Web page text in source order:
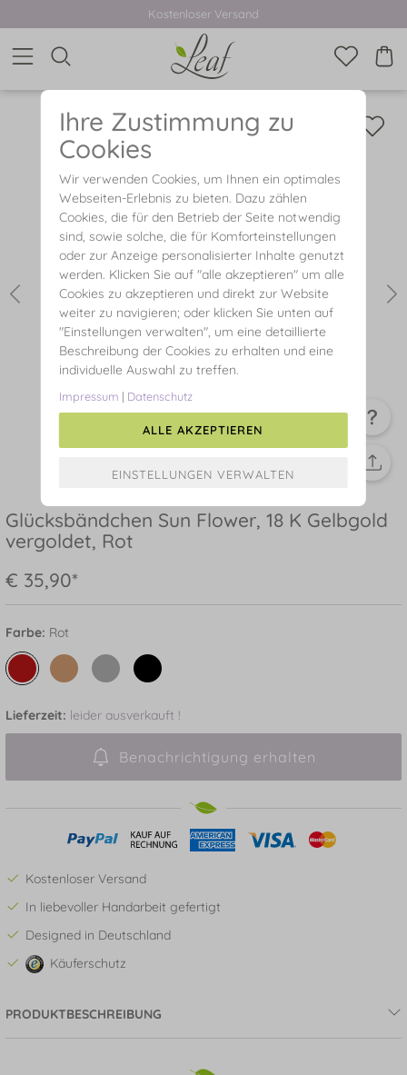
Kostenloser Versand
Glücksbändchen Sun Flower, 18 K Gelbgold
vergoldet, Rot
€ 35,90*
Farbe: Rot
Lieferzeit: leider ausverkauft !
Benachrichtigung erhalten
Kostenloser Versand
In liebevoller Handarbeit gefertigt
Designed in Deutschland
Käuferschutz
PRODUKTBESCHREIBUNG
Ihre Zustimmung zu
Cookies
Wir verwenden Cookies, um Ihnen ein optimales
Webseiten-Erlebnis zu bieten. Dazu zählen
Cookies, die für den Betrieb der Seite notwendig
sind, sowie solche, die für Komforteinstellungen
oder zur Anzeige personalisierter Inhalte genutzt
werden. Klicken Sie auf "alle akzeptieren" um alle
Cookies zu akzeptieren und direkt zur Website
weiter zu navigieren; oder klicken Sie unten auf
"Einstellungen verwalten", um eine detaillierte
Beschreibung der Cookies zu erhalten und eine
individuelle Auswahl zu treffen.
Impressum | Datenschutz
ALLE AKZEPTIEREN